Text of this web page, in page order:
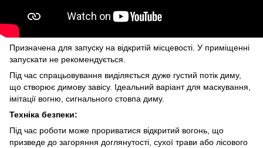
Призначена для запуску на відкритій місцевості. У приміщенні
запускати не рекомендується.
Під час спрацьовування виділяється дуже густий потік диму,
що створює димову завісу. Ідеальний варіант для маскування,
імітації вогню, сигнального стовпа диму.
Техніка безпеки:
Під час роботи може прориватися відкритий вогонь, що
призведе до загоряння доглянутості, сухої трави або лісового